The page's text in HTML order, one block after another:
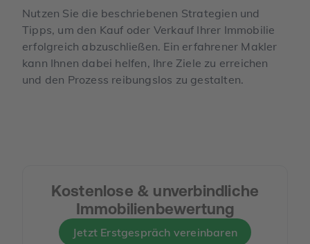
Nutzen Sie die beschriebenen Strategien und
Tipps, um den Kauf oder Verkauf Ihrer Immobilie
erfolgreich abzuschließen. Ein erfahrener Makler
kann Ihnen dabei helfen, Ihre Ziele zu erreichen
und den Prozess reibungslos zu gestalten.
Kostenlose & unverbindliche
Immobilienbewertung
Jetzt Erstgespräch vereinbaren